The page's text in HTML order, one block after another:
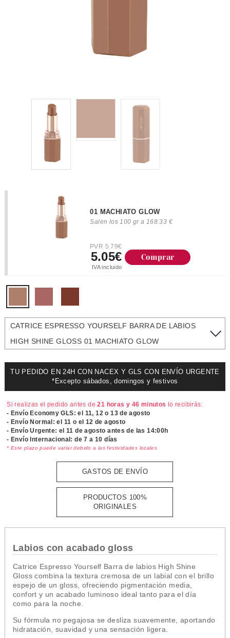
01 MACHIATO GLOW
Salen los 100 gr a 168.33 €
PVR 5.79€
5.05€
IVA incluido
Comprar
CATRICE ESPRESSO YOURSELF BARRA DE LABIOS
HIGH SHINE GLOSS 01 MACHIATO GLOW
TU PEDIDO EN 24H CON NACEX Y GLS CON ENVÍO URGENTE
*Excepto sábados, domingos y festivos
Si realizas el pedido antes de21 horas y 46 minutos lo recibirás:
- Envío Economy GLS: el 11, 12 o 13 de agosto
- Envío Normal: el 11 o el 12 de agosto
- Envío Urgente: el11 de agosto antes de las 14:00h
- Envío Internacional: de 7 a 10 días
* Este plazo puede variar debido a las festividades locales
GASTOS DE ENVÍO
PRODUCTOS 100%
ORIGINALES
Labios con acabado gloss
Catrice Espresso Yourself Barra de labios High Shine
Gloss combina la textura cremosa de un labial con el brillo
espejo de un gloss, ofreciendo pigmentación media,
confort y un acabado luminoso ideal tanto para el día
como para la noche.
Su fórmula no pegajosa se desliza suavemente, aportando
hidratación, suavidad y una sensación ligera.